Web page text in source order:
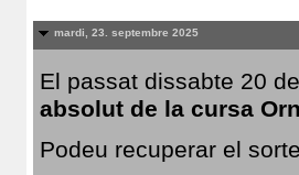
mardi, 23. septembre 2025
El passat dissabte 20
absolut de la cursa
Podeu recuperar el